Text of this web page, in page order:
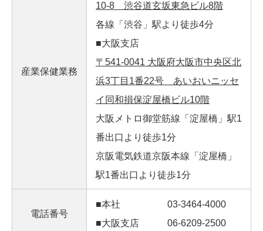
産業保健業務
10-8 渋谷道玄坂東急ビル8階
各線「渋谷」駅より徒歩4分
■大阪支店
〒541-0041 大阪府大阪市中央区北
浜3丁目1番22号 あいおいニッセ
イ同和損保淀屋橋ビル10階
大阪メトロ御堂筋線「淀屋橋」駅1
番出口より徒歩1分
京阪電気鉄道京阪本線「淀屋橋」
駅1番出口より徒歩1分
電話番号
■本社 03-3464-4000
■大阪支店 06-6209-2500